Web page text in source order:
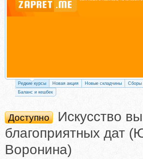
Редкие курсы Новая акция Новые складчины
Сборы
Баланс и кешбек
Доступно
Искусство
благоприятных дат
Воронина)